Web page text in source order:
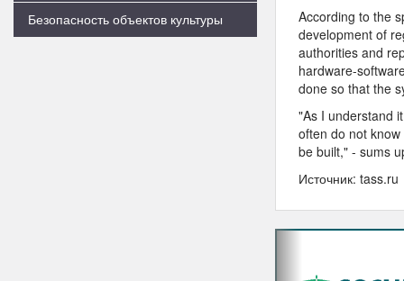
Безопасность объектов культуры
According to the
development of
authorities and
hardware-
done so that the
"As I understand
often do not
be built," - sums
Источник: tass.ru